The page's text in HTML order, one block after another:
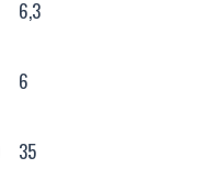
6,3
6
35